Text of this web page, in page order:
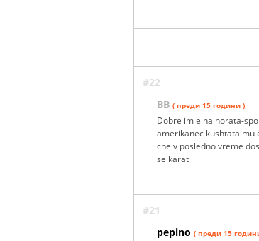
#22
BB ( преди 15 години )
Dobre im e na horata-
amerikanec kushtata mu
che v posledno vreme
se karat
#21
pepino ( преди 15